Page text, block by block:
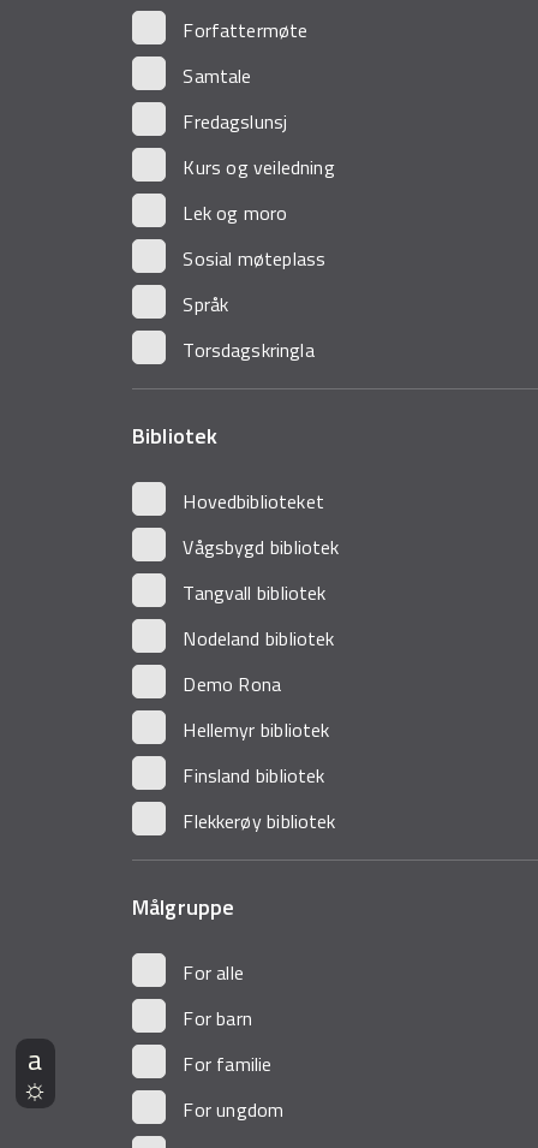
Forfattermøte
Samtale
Fredagslunsj
Kurs og veiledning
Lek og moro
Sosial møteplass
Språk
Torsdagskringla
Bibliotek
Hovedbiblioteket
Vågsbygd bibliotek
Tangvall bibliotek
Nodeland bibliotek
Demo Rona
Hellemyr bibliotek
Finsland bibliotek
Flekkerøy bibliotek
Målgruppe
For alle
For barn
For familie
For ungdom